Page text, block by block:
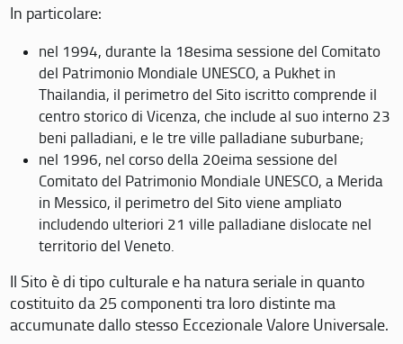
In particolare:
nel 1994, durante la 18esima sessione del Comitato
del Patrimonio Mondiale UNESCO, a Pukhet in
Thailandia, il perimetro del Sito iscritto comprende il
centro storico di Vicenza, che include al suo interno 23
beni palladiani, e le tre ville palladiane suburbane;
nel 1996, nel corso della 20eima sessione del
Comitato del Patrimonio Mondiale UNESCO, a Merida
in Messico, il perimetro del Sito viene ampliato
includendo ulteriori 21 ville palladiane dislocate nel
territorio del Veneto.
Il Sito è di tipo culturale e ha natura seriale in quanto
costituito da 25 componenti tra loro distinte ma
accumunate dallo stesso Eccezionale Valore Universale.